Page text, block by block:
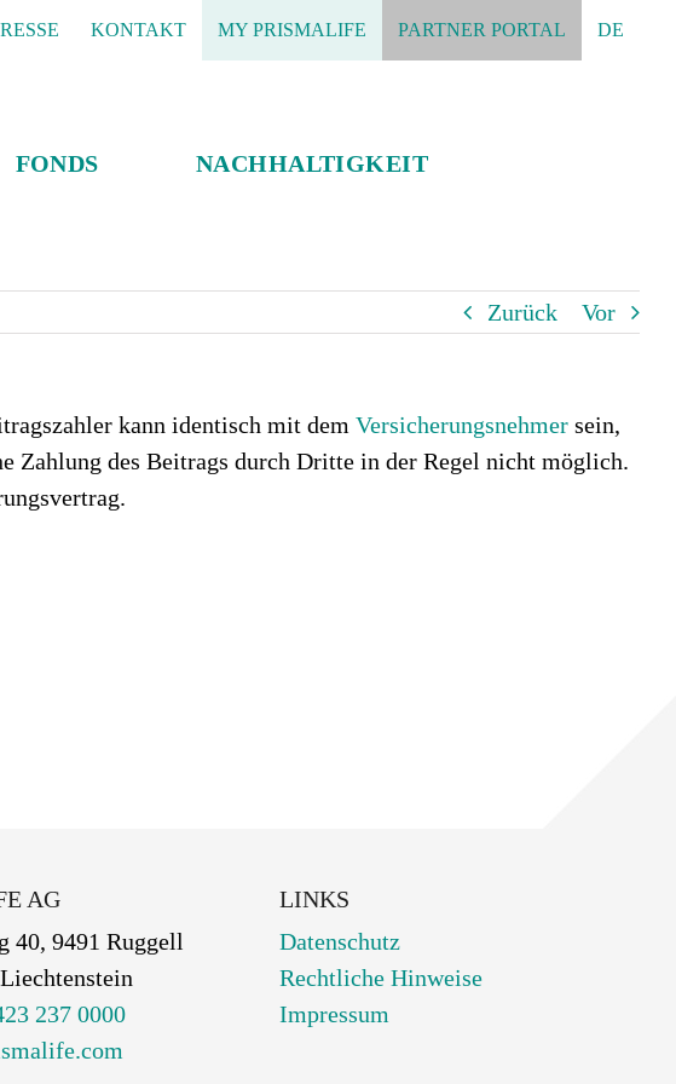
KONTAKT MY PRISMALIFE PARTNER PORTAL DE
FONDS NACHHALTIGKEIT
Zurück Vor
kann identisch mit dem Versicherungsnehmer sein,
Zahlung des Beitrags durch Dritte in der Regel nicht möglich.
AG
40, 9491 Ruggell
237 0000
LINKS
Datenschutz
Rechtliche Hinweise
Impressum